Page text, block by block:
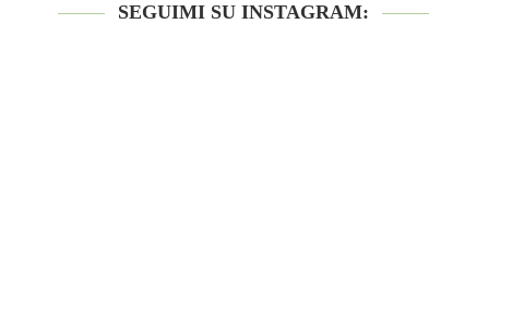
SEGUIMI SU INSTAGRAM: